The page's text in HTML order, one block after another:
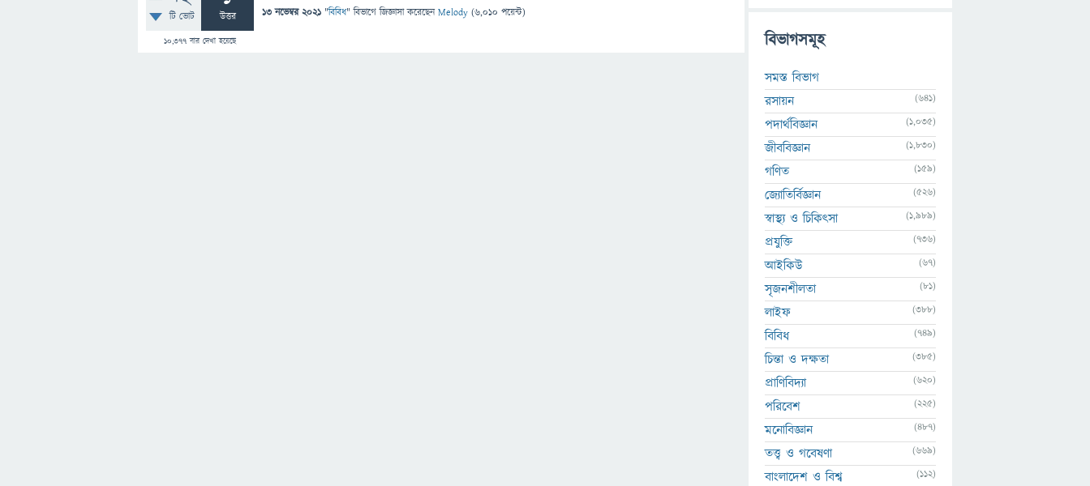
টি ভোট উত্তর
10,377 বার দেখা হয়েছে
13 নভেম্বর 2021 "বিবিধ" বিভাগে জিজ্ঞাসাকরেছেনMelody (6,010 পয়েন্ট)
বিভাগসমূহ
সমস্ত বিভাগ
রসায়ন
(641)
পদার্থবিজ্ঞান (1,035)
জীববিজ্ঞান (1,830)
গণিত (159)
জ্যোতির্বিজ্ঞান (526)
স্বাস্থ্য ও চিকিৎসা (1,989)
প্রযুক্তি (736)
আইকিউ (67)
সৃজনশীলতা (81)
লাইফ (388)
বিবিধ (749)
চিন্তা ও দক্ষতা (385)
প্রাণিবিদ্যা (620)
পরিবেশ (225)
মনোবিজ্ঞান (487)
তত্ত্ব ও গবেষণা (669)
বাংলাদেশ ও বিশ্ব (112)